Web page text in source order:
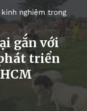
kinh nghiệm trong
gắn với
triển